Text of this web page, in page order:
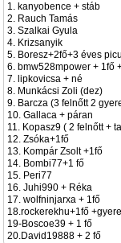
1. kanyobence + stáb
2. Rauch Tamás
3. Szalkai Gyula
4. Krizsanyik
5. Boresz+2fő+3 éves
6. bmw528mpower + 1fő
7. lipkovicsa + né
8. Munkácsi Zoli (dez)
9. Barcza (3 felnőtt 2
10. Gallaca + páran
11. Kopasz9 ( 2 felnőtt +
12. Zsóka+1fő
13. Kompár Zsolt +1fő
14. Bombi77+1 fő
15. Peri77
16. Juhi990 + Réka
17. wolfninjarxa + 1fő
18.rockerekhu+1fő
19-Boscoe39 + 1 fő
20.David19888 + 2 fő